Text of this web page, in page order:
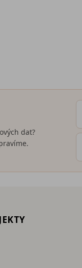
dat?